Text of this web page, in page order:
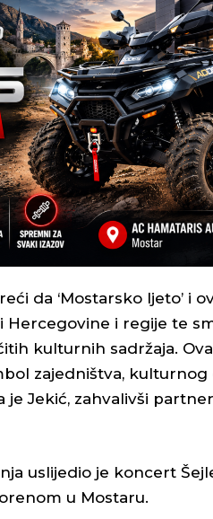
da ‘Mostarsko ljeto’ i
Hercegovine i regije te
kulturnih sadržaja.
zajedništva, kulturnog
je Jekić, zahvalivši
uslijedio je koncert
u Mostaru.